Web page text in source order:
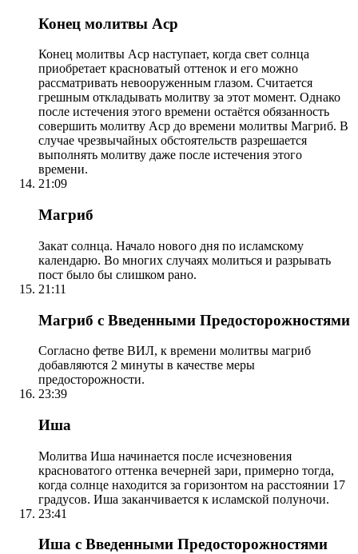
Конец молитвы Аср
Конец молитвы Аср наступает, когда свет солнца
приобретает красноватый оттенок и его можно
рассматривать невооруженным глазом. Считается
грешным откладывать молитву за этот момент. Однако
после истечения этого времени остаётся обязанность
совершить молитву Аср до времени молитвы Магриб. В
случае чрезвычайных обстоятельств разрешается
выполнять молитву даже после истечения этого
времени.
21:09
Магриб
Закат солнца. Начало нового дня по исламскому
календарю. Во многих случаях молиться и разрывать
пост было бы слишком рано.
21:11
Магриб с Введенными Предосторожностями
Согласно фетве ВИЛ, к времени молитвы магриб
добавляются 2 минуты в качестве меры
предосторожности.
23:39
Иша
Молитва Иша начинается после исчезновения
красноватого оттенка вечерней зари, примерно тогда,
когда солнце находится за горизонтом на расстоянии 17
градусов. Иша заканчивается к исламской полуночи.
23:41
Иша с Введенными Предосторожностями